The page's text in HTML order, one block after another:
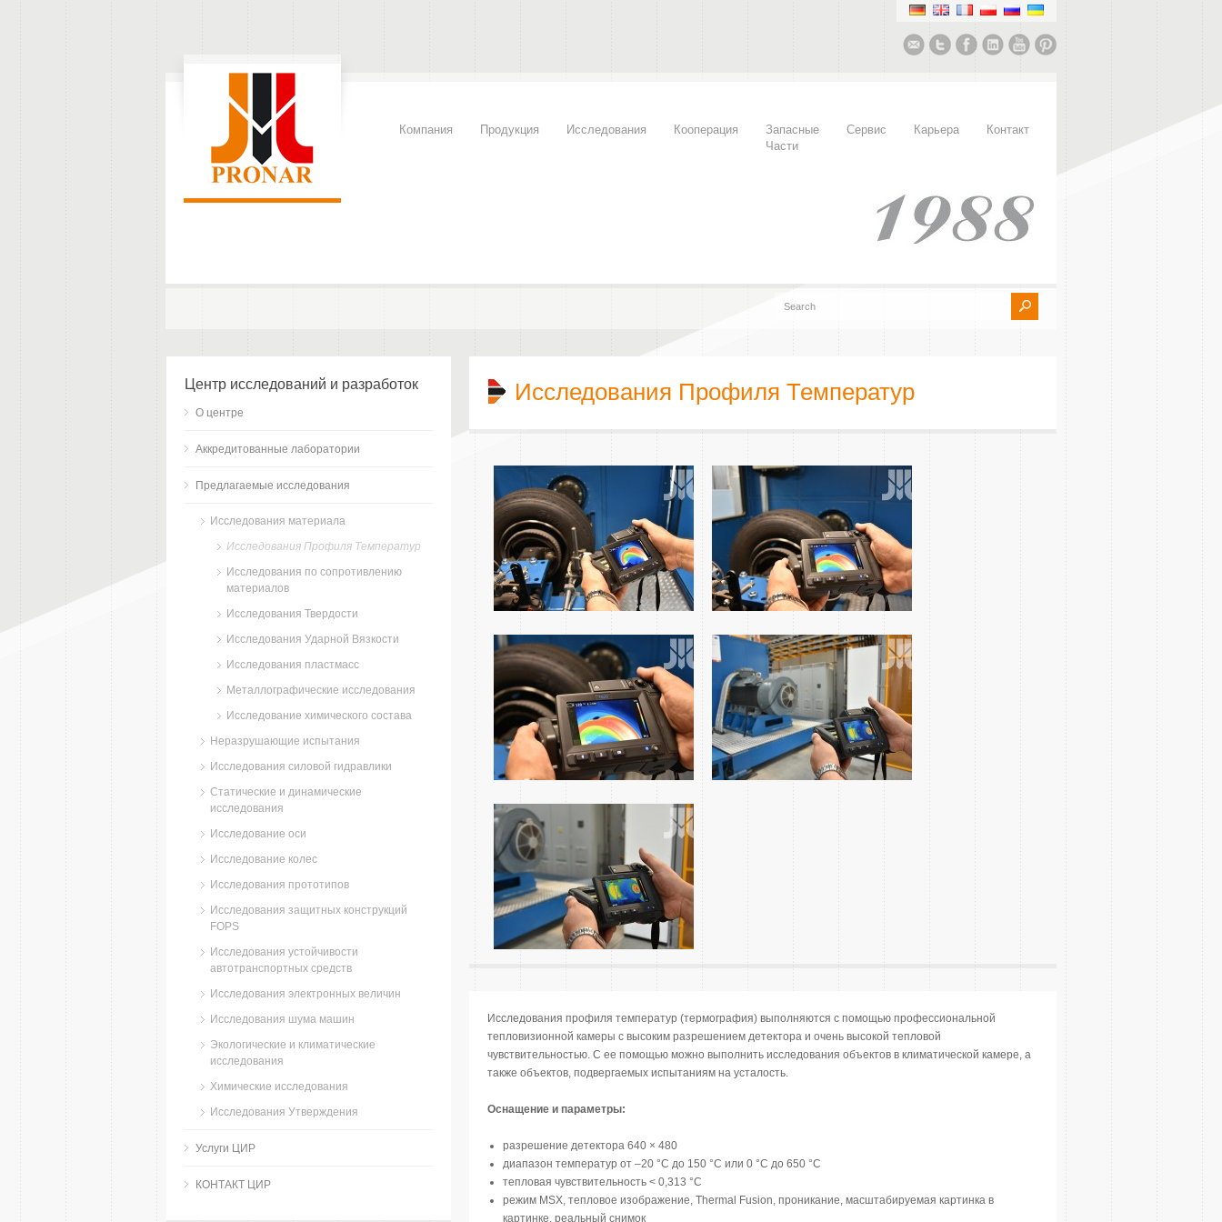
Компания Продукция Исследования Кооперация
Запасные
Части
Сервис Карьера Контакт
Исследования Профиля Температур
Исследования профиля температур (термография) выполняются с помощью профессиональной
тепловизионной камеры с высоким разрешением детектора и очень высокой тепловой
чувствительностью. С ее помощью можно выполнить исследования объектов в климатической камере, а
также объектов, подвергаемых испытаниям на усталость.
Оснащение и параметры:
разрешение детектора 640 × 480
диапазон температур от –20 °C до 150 °C или 0 °C до 650 °C
тепловая чувствительность < 0,313 °C
режим MSX, тепловое изображение, Thermal Fusion, проникание, масштабируемая картинка в
картинке, реальный снимок
Центр исследований и разработок
О центре
Аккредитованные лаборатории
Предлагаемые исследования
Исследования материала
Исследования Профиля Температур
Исследования по сопротивлению
материалов
Исследования Твердости
Исследования Ударной Вязкости
Исследования пластмасс
Металлографические исследования
Исследование химического состава
Неразрушающие испытания
Исследования силовой гидравлики
Статические и динамические
исследования
Исследование оси
Исследование колес
Исследования прототипов
Исследования защитных конструкций
FOPS
Исследования устойчивости
автотранспортных средств
Исследования электронных величин
Исследования шума машин
Экологические и климатические
исследования
Химические исследования
Исследования Утверждения
Услуги ЦИР
КОНТАКТ ЦИР